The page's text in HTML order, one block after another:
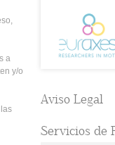
a
y/o
Aviso Legal
Servicios de